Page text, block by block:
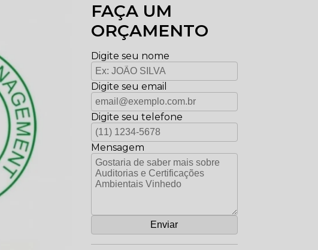
FAÇA UM
ORÇAMENTO
Digite seu nome
Digite seu email
Digite seu telefone
Mensagem